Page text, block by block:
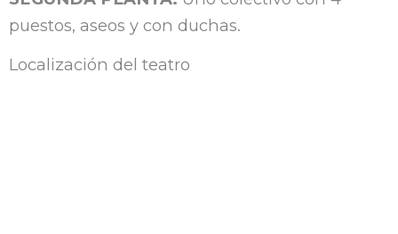
puestos, aseos y con duchas.
Localización del teatro